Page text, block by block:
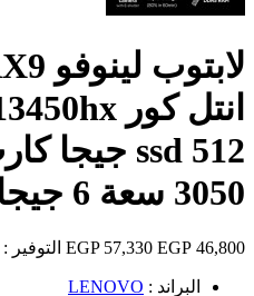
3050 سعة 6 جيجا
46,800 EGP
57,330 EGP التوفير :
البراند : LENOVO